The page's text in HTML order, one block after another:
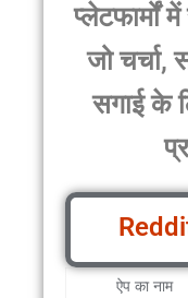
प्लेटफार्मों
जो चर्चा,
सगाई के
ऐप का नाम